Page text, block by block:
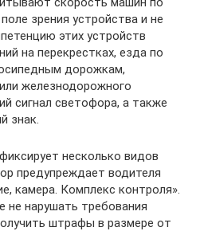
зрения устройства и не
этих устройств
на перекрестках, езда по
дорожкам,
железнодорожного
сигнал светофора, а также
знак.
несколько видов
предупреждает водителя
камера. Комплекс контроля».
не нарушать требования
штрафы в размере от